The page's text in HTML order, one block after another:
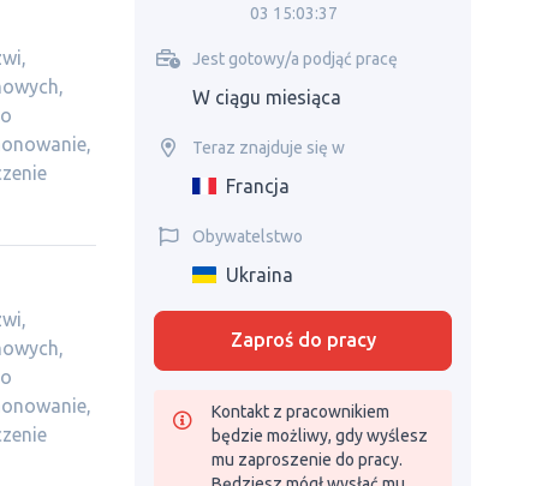
03 15:03:37
Jest gotowy/a podjąć pracę
W ciągu miesiąca
Teraz znajduje się w
Francja
Obywatelstwo
Ukraina
Zaproś do pracy
Kontakt z pracownikiem
będzie możliwy, gdy wyślesz
mu zaproszenie do pracy.